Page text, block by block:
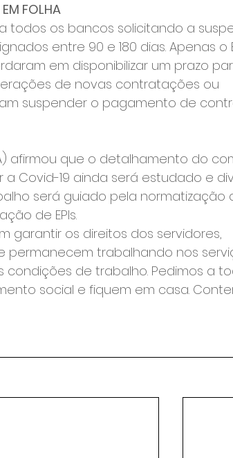
FOLHA
todos os bancos solicitando a
entre 90 e 180 dias. Apenas o
em disponibilizar um prazo
de novas contratações ou
suspender o pagamento de
afirmou que o detalhamento do
Covid-19 ainda será estudado e
será guiado pela normatização
de EPIs.
garantir os direitos dos servidores,
permanecem trabalhando nos
condições de trabalho. Pedimos a
social e fiquem em casa.